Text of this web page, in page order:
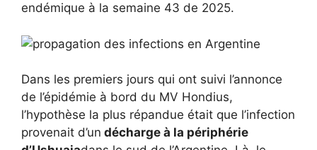
endémique à la semaine 43 de 2025.
Dans les premiers jours qui ont suivi l’annonce
de l’épidémie à bord du MV Hondius,
l’hypothèse la plus répandue était que l’infection
provenait d’un décharge à la périphérie